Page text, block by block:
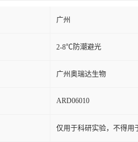
广州
2-8℃防潮避光
广州奥瑞达生物
ARD06010
仅用于科研实验，不得用